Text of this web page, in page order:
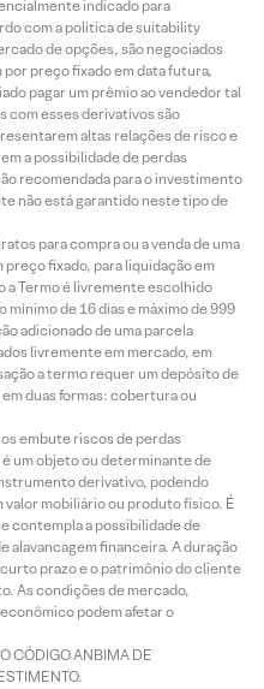
indicado para
com a política de suitability
de opções, são negociados
preço fixado em data futura,
pagar um prêmio ao vendedor tal
com esses derivativos são
altas relações de risco e
a possibilidade de perdas
recomendada para o investimento
não está garantido neste tipo de
para compra ou a venda de uma
fixado, para liquidação em
a Termo é livremente escolhido
de 16 dias e máximo de 999
adicionado de uma parcela
livremente em mercado, em
a termo requer um depósito de
duas formas: cobertura ou
embute riscos de perdas
um objeto ou determinante de
derivativo, podendo
valor mobiliário ou produto físico. É
contempla a possibilidade de
alavancagem financeira. A duração
prazo e o patrimônio do cliente
As condições de mercado,
podem afetar o
CÓDIGO ANBIMA DE